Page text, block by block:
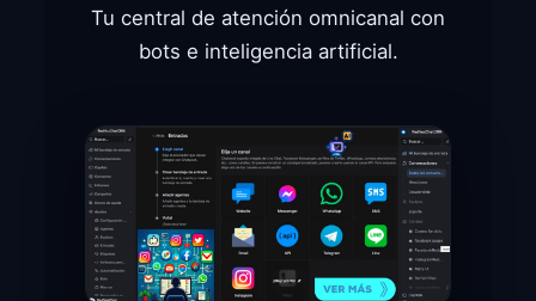
Tu central de atención omnicanal con
bots e inteligencia artificial.